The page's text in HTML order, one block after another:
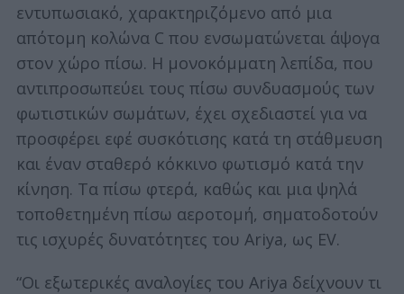
εντυπωσιακό, χαρακτηριζόμενο από μια
απότομη κολώνα C που ενσωματώνεται άψογα
στον χώρο πίσω. Η μονοκόμματη λεπίδα, που
αντιπροσωπεύει τους πίσω συνδυασμούς των
φωτιστικών σωμάτων, έχει σχεδιαστεί για να
προσφέρει εφέ συσκότισης κατά τη στάθμευση
και έναν σταθερό κόκκινο φωτισμό κατά την
κίνηση. Τα πίσω φτερά, καθώς και μια ψηλά
τοποθετημένη πίσω αεροτομή, σηματοδοτούν
τις ισχυρές δυνατότητες του Ariya, ως EV.
“Οι εξωτερικές αναλογίες του Ariya δείχνουν τι
S
e
a
r
h
f
o